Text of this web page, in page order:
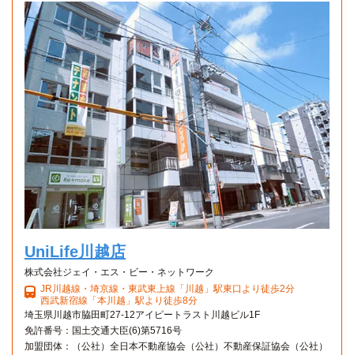
立教大学(池袋キャンパス)
上福岡駅→（東武東上線2分）→ふじみ野（3分）→（東武東
上線急行29分）→池袋駅
城西大学(坂戸キャンパス) 電車
36分
上福岡駅→（東武東上線準急7分）→川越市（3分）→（東武
東上線急行11分）→坂戸駅（4分）→（東武越生線11分）→
川角駅
明海大学(坂戸キャンパス) 電車
36分
上福岡駅→（東武東上線準急7分）→川越市（3分）→（東武
川角駅
日本医療科学大学 電車
上福岡駅→（東武東上線準急7分）→川越市（3分）→（東武
東上線急行11分）→坂戸駅（4分）→（東武越生線11分）→
川角駅
Aタイプ
1K 23.1㎡〜23.1㎡
UniLife川越店
株式会社ジェイ・エス・ビー・ネットワーク
JR川越線・埼京線・東武東上線「川越」駅東口より徒歩2分
西武新宿線「本川越」駅より徒歩8分
埼玉県川越市脇田町27-12アイピートラスト川越ビル1F
免許番号：国土交通大臣(6)第5716号
加盟団体：（公社）全日本不動産協会（公社）不動産保証協会（公社）